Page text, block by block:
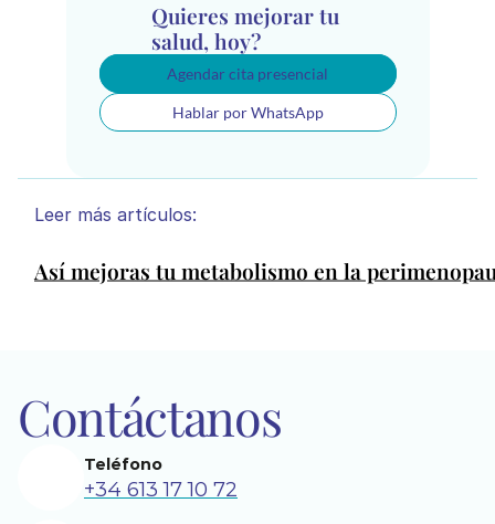
Quieres mejorar tu
salud, hoy?
Agendar cita presencial
Hablar por WhatsApp
Así mejoras tu metabolismo en la
Leer más artículos:
Contáctanos
Teléfono
+34 613 17 10 72